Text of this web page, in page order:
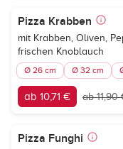
Pizza Krabben
mit Krabben, Oliven,
frischen Knoblauch
Ø 26 cm Ø 32 cm
ab 10,71 € ab 11,90
Pizza Funghi